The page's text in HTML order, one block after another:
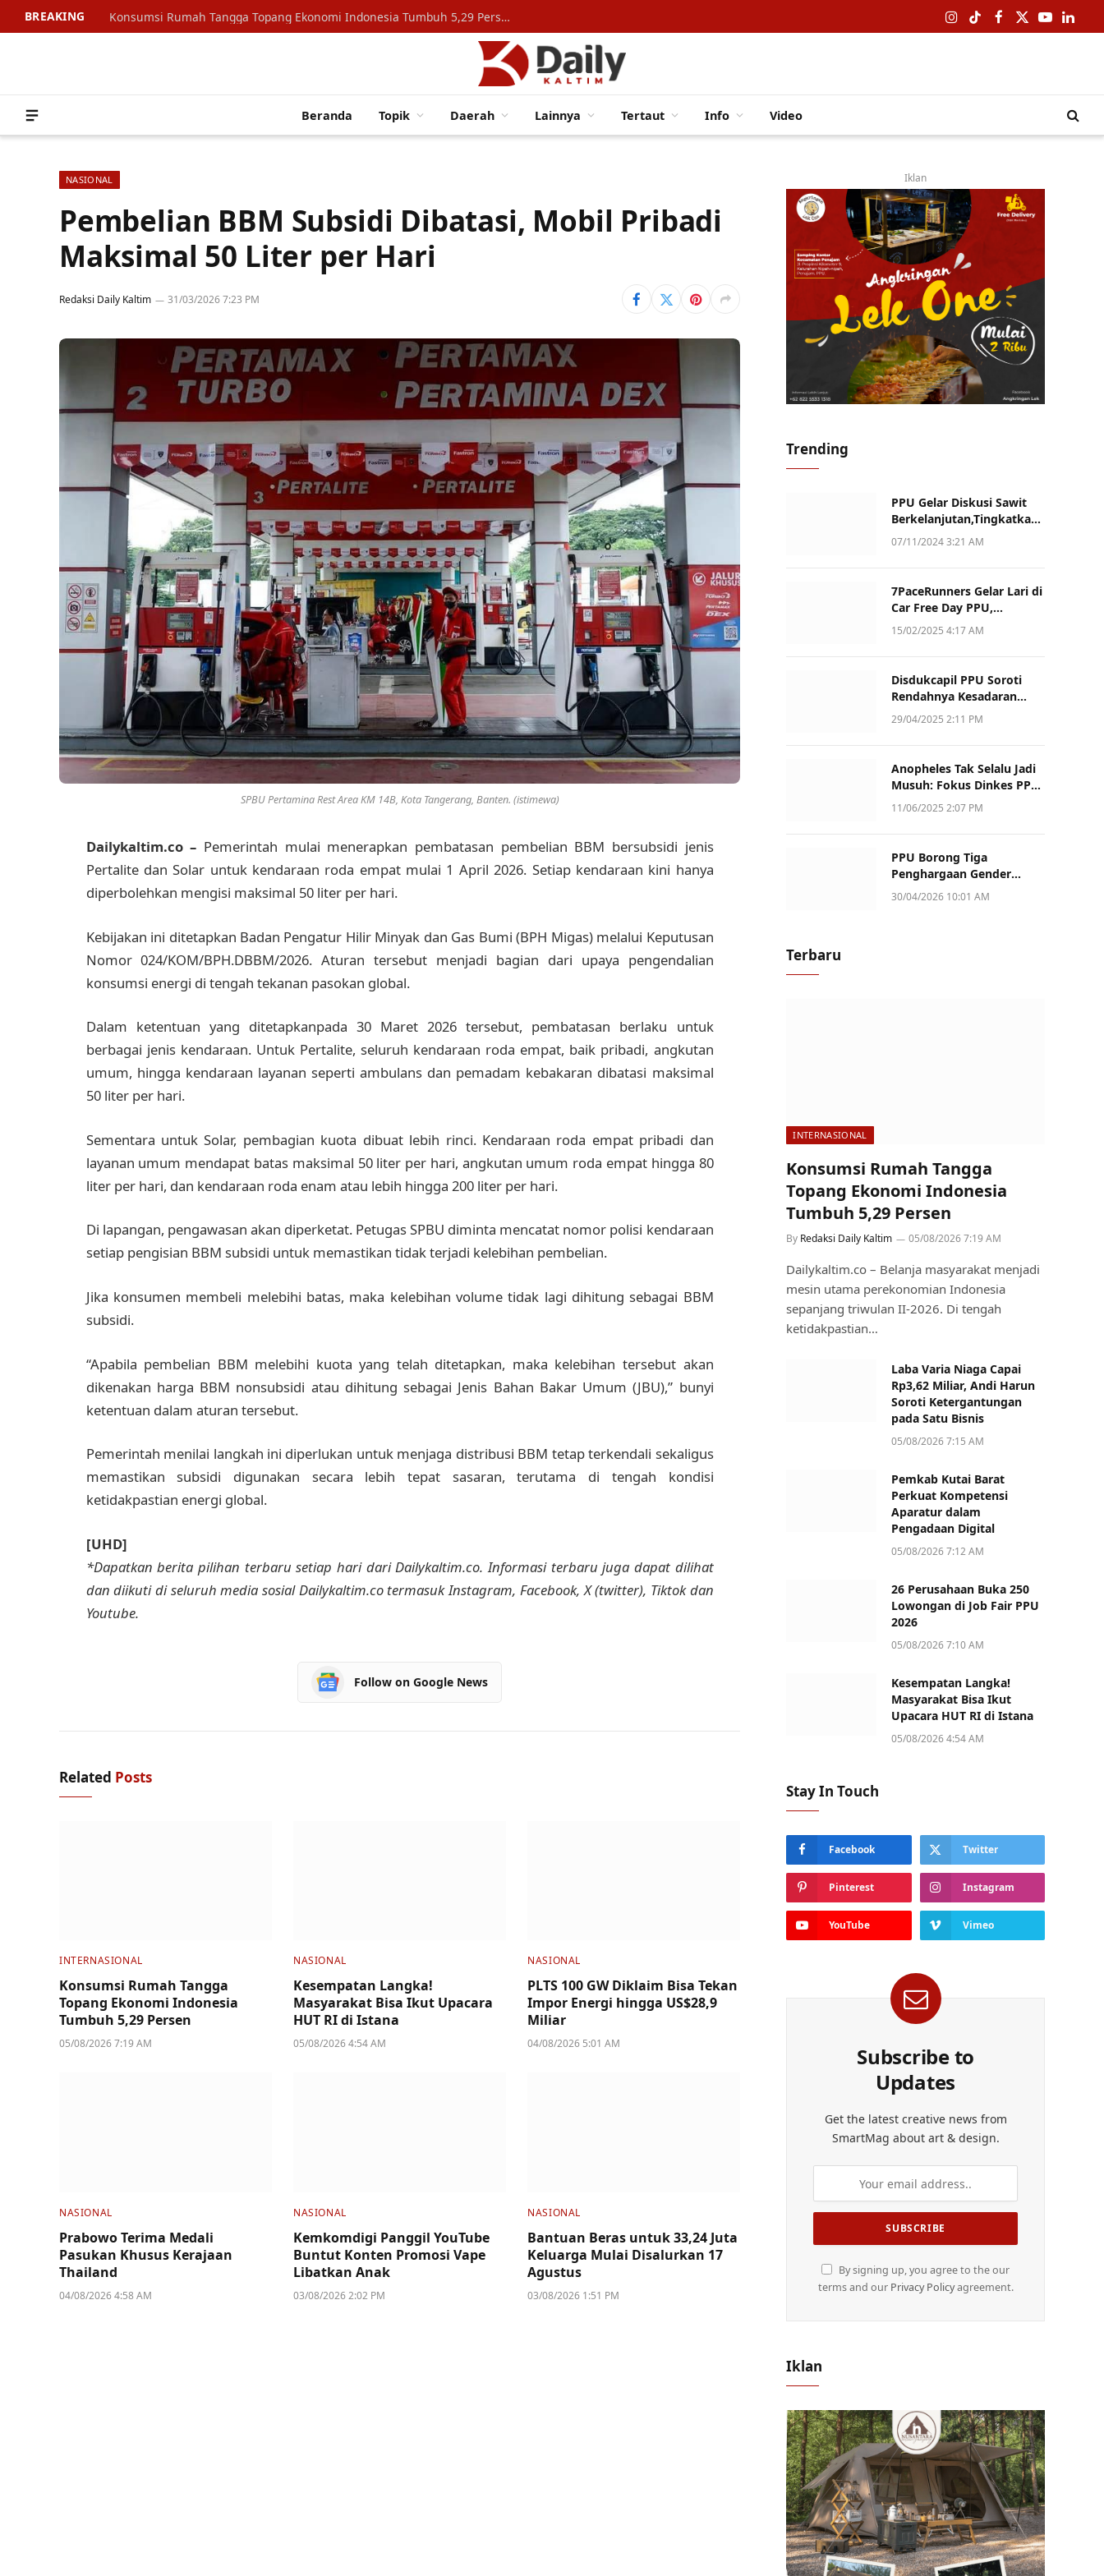
BREAKING Konsumsi Rumah Tangga Topang Ekonomi Indonesia Tumbuh 5,29 Persen Instagram
TikTokFacebook
X
YouTube
Beranda Topik Daerah Lainnya Tertaut Info Video
NASIONAL
Pembelian BBM Subsidi Dibatasi, Mobil Pribadi
Maksimal 50 Liter per Hari
Redaksi Daily Kaltim 31/03/2026 7:23 PM
SPBU Pertamina Rest Area KM 14B, Kota Tangerang, Banten. (istimewa)
Dailykaltim.co – Pemerintah mulai menerapkan pembatasan pembelian BBM bersubsidi jenis
Pertalite dan Solar untuk kendaraan roda empat mulai 1 April 2026. Setiap kendaraan kini hanya
diperbolehkan mengisi maksimal 50 liter per hari.
Kebijakan ini ditetapkan Badan Pengatur Hilir Minyak dan Gas Bumi (BPH Migas) melalui Keputusan
Nomor 024/KOM/BPH.DBBM/2026. Aturan tersebut menjadi bagian dari upaya pengendalian
konsumsi energi di tengah tekanan pasokan global.
Dalam ketentuan yang ditetapkanpada 30 Maret 2026 tersebut, pembatasan berlaku untuk
berbagai jenis kendaraan. Untuk Pertalite, seluruh kendaraan roda empat, baik pribadi, angkutan
umum, hingga kendaraan layanan seperti ambulans dan pemadam kebakaran dibatasi maksimal
50 liter per hari.
Sementara untuk Solar, pembagian kuota dibuat lebih rinci. Kendaraan roda empat pribadi dan
layanan umum mendapat batas maksimal 50 liter per hari, angkutan umum roda empat hingga 80
liter per hari, dan kendaraan roda enam atau lebih hingga 200 liter per hari.
Di lapangan, pengawasan akan diperketat. Petugas SPBU diminta mencatat nomor polisi kendaraan
setiap pengisian BBM subsidi untuk memastikan tidak terjadi kelebihan pembelian.
Jika konsumen membeli melebihi batas, maka kelebihan volume tidak lagi dihitung sebagai BBM
subsidi.
“Apabila pembelian BBM melebihi kuota yang telah ditetapkan, maka kelebihan tersebut akan
dikenakan harga BBM nonsubsidi atau dihitung sebagai Jenis Bahan Bakar Umum (JBU),” bunyi
ketentuan dalam aturan tersebut.
Pemerintah menilai langkah ini diperlukan untuk menjaga distribusi BBM tetap terkendali sekaligus
memastikan subsidi digunakan secara lebih tepat sasaran, terutama di tengah kondisi
ketidakpastian energi global.
[UHD]
*Dapatkan berita pilihan terbaru setiap hari dari Dailykaltim.co. Informasi terbaru juga dapat dilihat
dan diikuti di seluruh media sosial Dailykaltim.co termasuk Instagram, Facebook, X (twitter), Tiktok dan
Youtube.
Follow on Google News
Related Posts
INTERNASIONAL
Konsumsi Rumah Tangga
Topang Ekonomi Indonesia
Tumbuh 5,29 Persen
05/08/2026 7:19 AM
NASIONAL
Kesempatan Langka!
Masyarakat Bisa Ikut Upacara
HUT RI di Istana
05/08/2026 4:54 AM
NASIONAL
PLTS 100 GW Diklaim Bisa Tekan
Impor Energi hingga US$28,9
Miliar
04/08/2026 5:01 AM
NASIONAL
Prabowo Terima Medali
Pasukan Khusus Kerajaan
Thailand
04/08/2026 4:58 AM
NASIONAL
Kemkomdigi Panggil YouTube
Buntut Konten Promosi Vape
Libatkan Anak
03/08/2026 2:02 PM
NASIONAL
Bantuan Beras untuk 33,24 Juta
Keluarga Mulai Disalurkan 17
Agustus
03/08/2026 1:51 PM
Iklan
Trending
PPU Gelar Diskusi Sawit
Berkelanjutan,Tingkatkan
Daya Saing dan Kualitas
07/11/2024 3:21 AM
7PaceRunners Gelar Lari di
Car Free Day PPU,
Kampanye Gaya Hidup
15/02/2025 4:17 AM
Disdukcapil PPU Soroti
Rendahnya Kesadaran
Warga Soal Pelaporan
29/04/2025 2:11 PM
Anopheles Tak Selalu Jadi
Musuh: Fokus Dinkes PPU
Kini ke Penularan Aktif di
11/06/2025 2:07 PM
PPU Borong Tiga
Penghargaan Gender
Champion Kaltim 2026,
30/04/2026 10:01 AM
Terbaru
INTERNASIONAL
Konsumsi Rumah Tangga
Topang Ekonomi Indonesia
Tumbuh 5,29 Persen
By Redaksi Daily Kaltim 05/08/2026 7:19 AM
Dailykaltim.co – Belanja masyarakat menjadi
mesin utama perekonomian Indonesia
sepanjang triwulan II-2026. Di tengah
ketidakpastian…
Laba Varia Niaga Capai
Rp3,62 Miliar, Andi Harun
Soroti Ketergantungan
pada Satu Bisnis
05/08/2026 7:15 AM
Pemkab Kutai Barat
Perkuat Kompetensi
Aparatur dalam
Pengadaan Digital
05/08/2026 7:12 AM
26 Perusahaan Buka 250
Lowongan di Job Fair PPU
2026
05/08/2026 7:10 AM
Kesempatan Langka!
Masyarakat Bisa Ikut
Upacara HUT RI di Istana
05/08/2026 4:54 AM
Stay In Touch
Facebook Twitter
Pinterest Instagram
YouTube Vimeo
Subscribe to
Updates
Get the latest creative news from
SmartMag about art & design.
By signing up, you agree to the our
terms and our Privacy Policyagreement.
Iklan